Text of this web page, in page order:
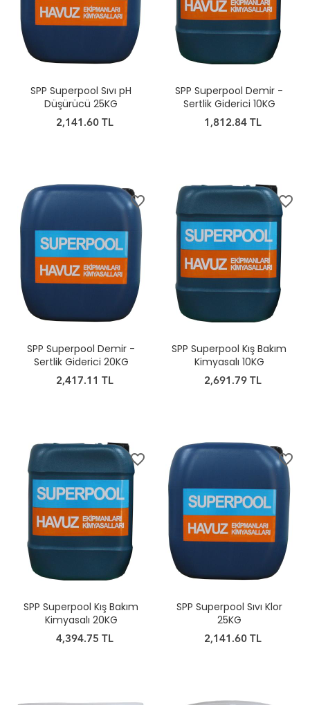
SPP Superpool Sıvı pH
Düşürücü 25KG
2,141.60 TL
SPP Superpool Demir -
Sertlik Giderici 10KG
1,812.84 TL
favorite_border
SPP Superpool Demir -
Sertlik Giderici 20KG
2,417.11 TL
favorite_border
SPP Superpool Kış Bakım
Kimyasalı 10KG
2,691.79 TL
favorite_border
SPP Superpool Kış Bakım
Kimyasalı 20KG
4,394.75 TL
favorite_border
SPP Superpool Sıvı Klor
25KG
2,141.60 TL